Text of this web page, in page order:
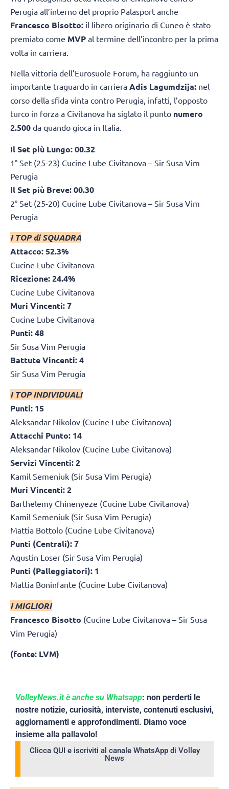
Perugia all’interno del proprio Palasport anche
Francesco Bisotto: il libero originario di Cuneo è stato
premiato come MVP al termine dell’incontro per la prima
volta in carriera.
Nella vittoria dell’Eurosuole Forum, ha raggiunto un
importante traguardo in carriera Adis Lagumdzija: nel
corso della sfida vinta contro Perugia, infatti, l’opposto
turco in forza a Civitanova ha siglato il punto numero
2.500 da quando gioca in Italia.
Il Set più Lungo: 00.32
1° Set (25-23) Cucine Lube Civitanova – Sir Susa Vim
Perugia
Il Set più Breve: 00.30
2° Set (25-20) Cucine Lube Civitanova – Sir Susa Vim
Perugia
I TOP di SQUADRA
Attacco: 52.3%
Cucine Lube Civitanova
Ricezione: 24.4%
Cucine Lube Civitanova
Muri Vincenti: 7
Cucine Lube Civitanova
Punti: 48
Sir Susa Vim Perugia
Battute Vincenti: 4
Sir Susa Vim Perugia
I TOP INDIVIDUALI
Punti: 15
Aleksandar Nikolov (Cucine Lube Civitanova)
Attacchi Punto: 14
Aleksandar Nikolov (Cucine Lube Civitanova)
Servizi Vincenti: 2
Kamil Semeniuk (Sir Susa Vim Perugia)
Muri Vincenti: 2
Barthelemy Chinenyeze (Cucine Lube Civitanova)
Kamil Semeniuk (Sir Susa Vim Perugia)
Mattia Bottolo (Cucine Lube Civitanova)
Punti (Centrali): 7
Agustin Loser (Sir Susa Vim Perugia)
Punti (Palleggiatori): 1
Mattia Boninfante (Cucine Lube Civitanova)
I MIGLIORI
Francesco Bisotto (Cucine Lube Civitanova – Sir Susa
Vim Perugia)
(fonte: LVM)
VolleyNews.it è anche su Whatsapp: non perderti le
nostre notizie, curiosità, interviste, contenuti esclusivi,
aggiornamenti e approfondimenti. Diamo voce
insieme alla pallavolo!
Clicca QUI e iscriviti al canale WhatsApp di Volley
News